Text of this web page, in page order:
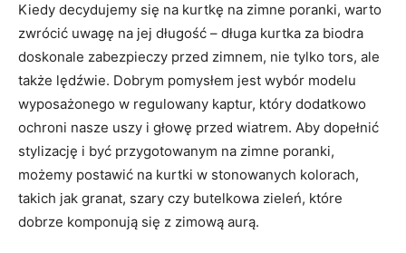
Kiedy decydujemy się na kurtkę na zimne poranki, warto
zwrócić uwagę na jej długość – długa kurtka za biodra
doskonale zabezpieczy przed zimnem, nie tylko tors, ale
także lędźwie. Dobrym pomysłem jest wybór modelu
wyposażonego w regulowany kaptur, który dodatkowo
ochroni nasze uszy i głowę przed wiatrem. Aby dopełnić
stylizację i być przygotowanym na zimne poranki,
możemy postawić na kurtki w stonowanych kolorach,
takich jak granat, szary czy butelkowa zieleń, które
dobrze komponują się z zimową aurą.